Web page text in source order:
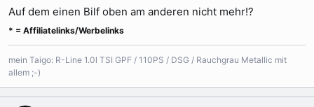
Auf dem einen Bilf oben am anderen nicht mehr!?
* = Affiliatelinks/Werbelinks
mein Taigo: R-Line 1.0l TSI GPF / 110PS / DSG / Rauchgrau Metallic mit
allem ;-)